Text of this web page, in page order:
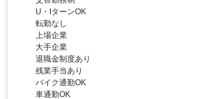
U・IターンOK
転勤なし
上場企業
大手企業
退職金制度あり
残業手当あり
バイク通勤OK
車通勤OK